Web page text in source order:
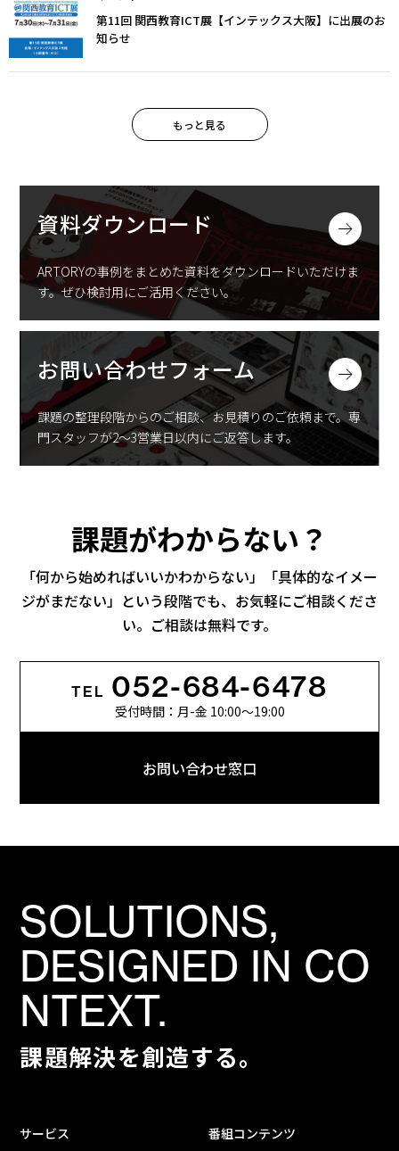
第11回 関西教育ICT展【インテックス大阪】に出展のお
知らせ
もっと見る
資料ダウンロード
ARTORYの事例をまとめた資料をダウンロードいただけま
す。ぜひ検討用にご活用ください。
お問い合わせフォーム
課題の整理段階からのご相談、お見積りのご依頼まで。専
門スタッフが2〜3営業日以内にご返答します。
課題がわからない？
「何から始めればいいかわからない」「具体的なイメー
ジがまだない」 という段階でも、お気軽にご相談くださ
い。ご相談は無料です。
TEL 052-684-6478
受付時間：月-金 10:00〜19:00
お問い合わせ窓口
SOLUTIONS,
DESIGNED IN CO
NTEXT.
課題解決を創造する。
サービス
番組コンテンツ